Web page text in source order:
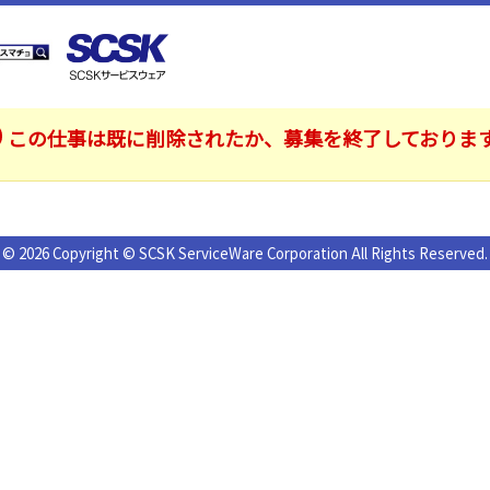
この仕事は既に削除されたか、募集を終了しておりま
© 2026 Copyright © SCSK ServiceWare Corporation All Rights Reserved.